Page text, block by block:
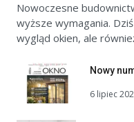
Nowoczesne
wyższe wymagania.
wygląd okien, ale
Nowy
6 lipiec